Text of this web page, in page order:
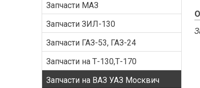
Запчасти МАЗ
Запчасти ЗИЛ-130
Запчасти ГАЗ-53, ГАЗ-24
Запчасти на Т-130,Т-170
Запчасти на ВАЗ УАЗ Москвич